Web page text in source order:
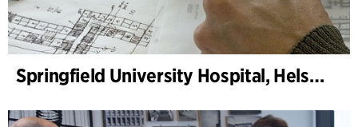
Springfield University Hospital, Helseplanlegging